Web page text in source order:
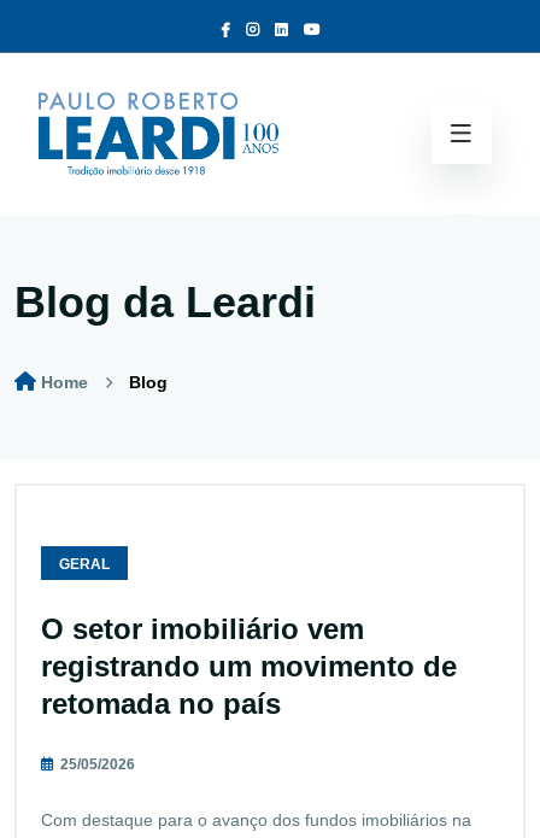
Blog da Leardi
Home Blog
GERAL
O setor imobiliário vem
registrando um movimento de
retomada no país
25/05/2026
Com destaque para o avanço dos fundos imobiliários na